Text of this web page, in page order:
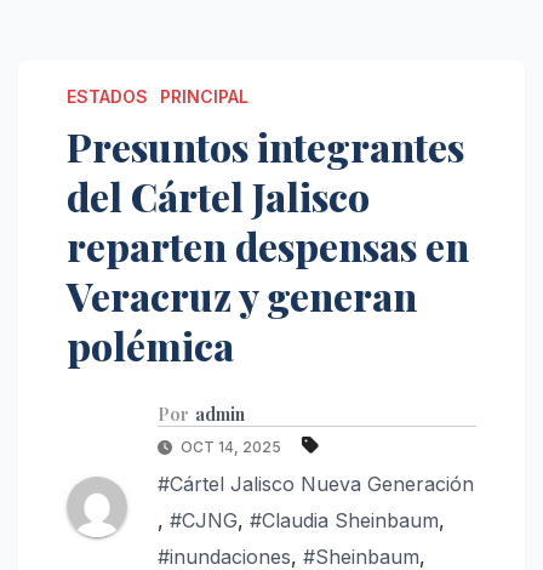
ESTADOS PRINCIPAL
Presuntos integrantes
del Cártel Jalisco
reparten despensas en
Veracruz y generan
polémica
Por admin
OCT 14, 2025
#Cártel Jalisco Nueva Generación
, #CJNG, #Claudia Sheinbaum,
#inundaciones, #Sheinbaum,